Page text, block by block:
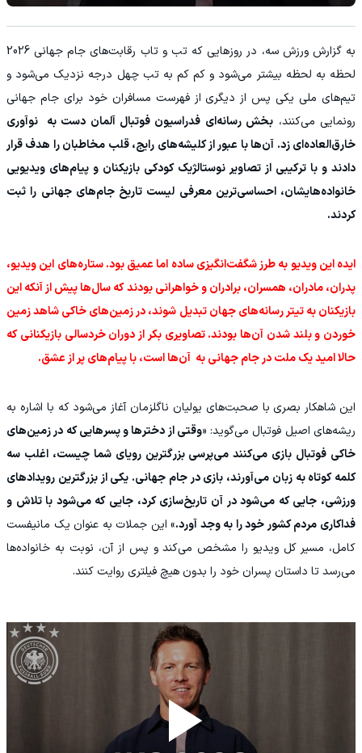
‫به گزارش ورزش سه، در روزهایی که تب و تاب رقابت‌های جام جهانی 2026
لحظه به لحظه بیشتر می‌شود و کم کم به تب چهل درجه نزدیک می‌شود و
تیم‌های ملی یکی پس از دیگری از فهرست مسافران خود برای جام جهانی
رونمایی می‌کنند، بخش رسانه‌ای فدراسیون فوتبال آلمان دست به نوآوری
خارق‌العاده‌ای زد. آن‌ها با عبور از کلیشه‌های رایج، قلب مخاطبان را هدف قرار
دادند و با ترکیبی از تصاویر نوستالژیک کودکی بازیکنان و پیام‌های ویدیویی
خانواده‌هایشان، احساسی‌ترین معرفی لیست تاریخ جام‌های جهانی را ثبت
کردند.
‫ایده این ویدیو به طرز شگفت‌انگیزی ساده اما عمیق بود. ستاره‌های این ویدیو،
پدران، مادران، همسران، برادران و خواهرانی بودند که سال‌ها پیش از آنکه این
بازیکنان به تیتر رسانه‌های جهان تبدیل شوند، در زمین‌های خاکی شاهد زمین
خوردن و بلند شدن آن‌ها بودند. تصاویری بکر از دوران خردسالی بازیکنانی که
حالا امید یک ملت در جام جهانی به آن‌ها است، با پیام‌های پر از عشق.
‫این شاهکار بصری با صحبت‌های یولیان ناگلزمان آغاز می‌شود که با اشاره به
ریشه‌های اصیل فوتبال می‌گوید: «وقتی از دخترها و پسرهایی که در زمین‌های
خاکی فوتبال بازی می‌کنند می‌پرسی بزرگترین رویای شما چیست، اغلب سه
کلمه کوتاه به زبان می‌آورند، بازی در جام جهانی. یکی از بزرگترین رویدادهای
ورزشی، جایی که می‌شود در آن تاریخ‌سازی کرد، جایی که می‌شود با تلاش و
فداکاری مردم کشور خود را به وجد آورد.» این جملات به عنوان یک مانیفست
کامل، مسیر کل ویدیو را مشخص می‌کند و پس از آن، نوبت به خانواده‌ها
می‌رسد تا داستان پسران خود را بدون هیچ فیلتری روایت کنند.